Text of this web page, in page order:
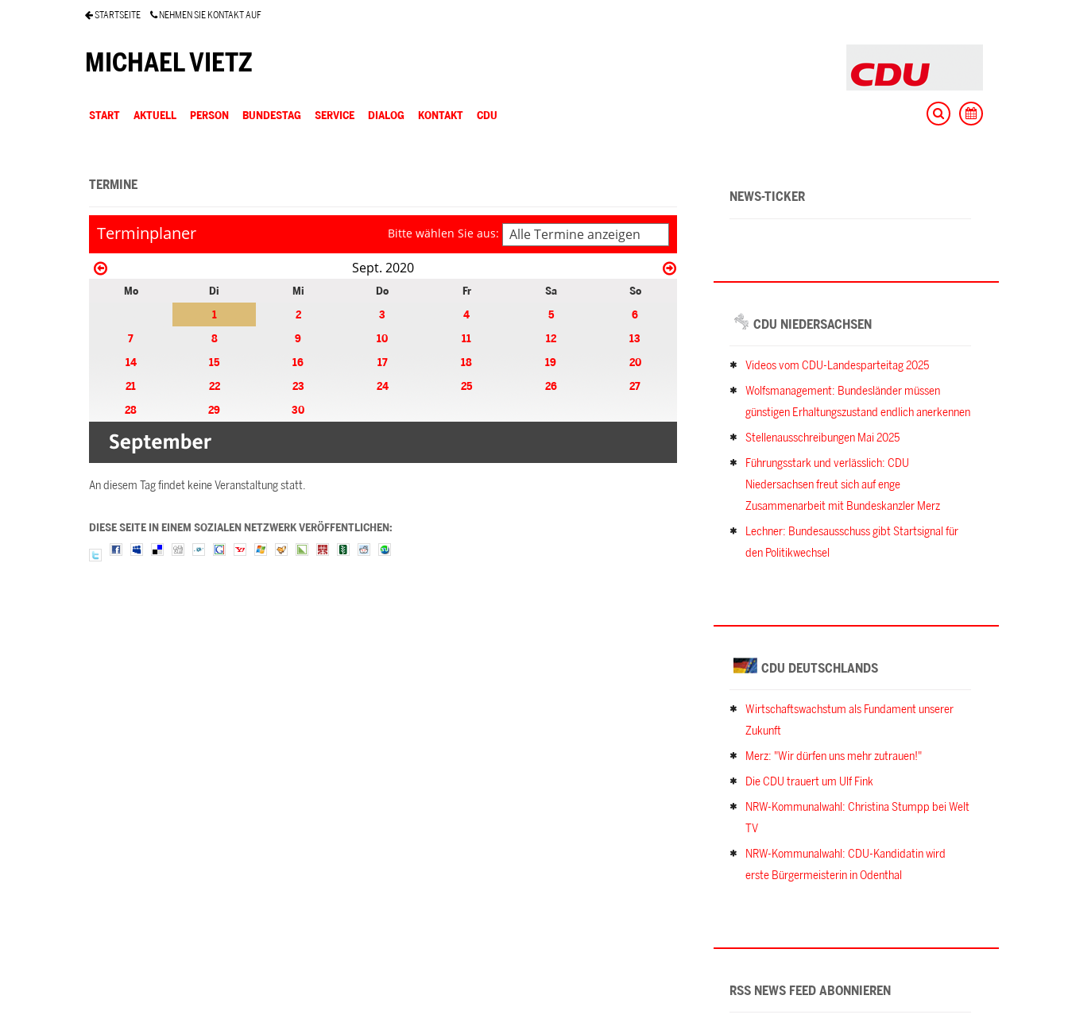
STARTSEITE NEHMEN SIE KONTAKT AUF
MICHAEL VIETZ
START AKTUELL PERSON BUNDESTAG SERVICE DIALOG KONTAKT CDU
TERMINE
Terminplaner Bitte wählen Sie aus:
Alle Termine anzeigen
Sept. 2020
Mo Di Mi Do Fr Sa
So
1
2 3 4 5
6
7
8 9 10 11 12
13
14
15 16 17 18 19
20
21
22 23 24 25 26
27
28
29 30
An diesem Tag findet keine Veranstaltung statt.
DIESE SEITE IN EINEM SOZIALEN NETZWERK VERÖFFENTLICHEN:
NEWS-TICKER
CDU NIEDERSACHSEN
Videos vom CDU-Landesparteitag 2025
Wolfsmanagement: Bundesländer müssen
günstigen Erhaltungszustand endlich anerkennen
Stellenausschreibungen Mai 2025
Führungsstark und verlässlich: CDU
Niedersachsen freut sich auf enge
Zusammenarbeit mit Bundeskanzler Merz
Lechner: Bundesausschuss gibt Startsignal für
den Politikwechsel
CDU DEUTSCHLANDS
Wirtschaftswachstum als Fundament unserer
Zukunft
Merz: "Wir dürfen uns mehr zutrauen!"
Die CDU trauert um Ulf Fink
NRW-Kommunalwahl: Christina Stumpp bei Welt
TV
NRW-Kommunalwahl: CDU-Kandidatin wird
erste Bürgermeisterin in Odenthal
RSS NEWS FEED ABONNIEREN